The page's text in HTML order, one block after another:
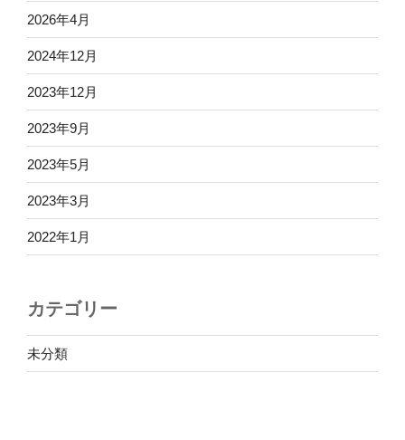
2026年4月
2024年12月
2023年12月
2023年9月
2023年5月
2023年3月
2022年1月
カテゴリー
未分類